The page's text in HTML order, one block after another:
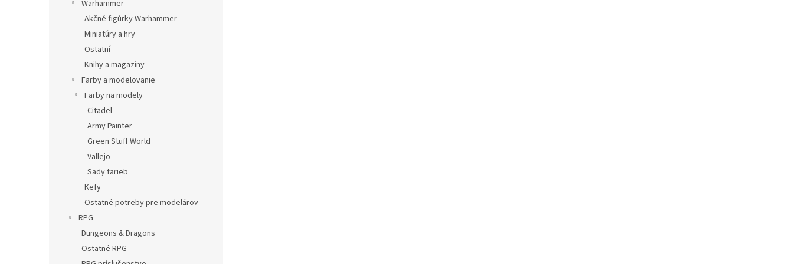
Warhammer
Akčné figúrky Warhammer
Miniatúry a hry
Ostatní
Knihy a magazíny
Farby a modelovanie
Farby na modely
Citadel
Army Painter
Green Stuff World
Vallejo
Sady farieb
Kefy
Ostatné potreby pre modelárov
RPG
Dungeons & Dragons
Ostatné RPG